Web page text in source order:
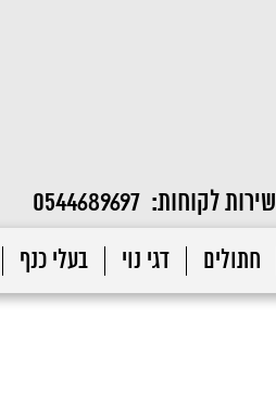
שירות לקוחות: 0544689697
חתולים דגי נוי בעלי כנף